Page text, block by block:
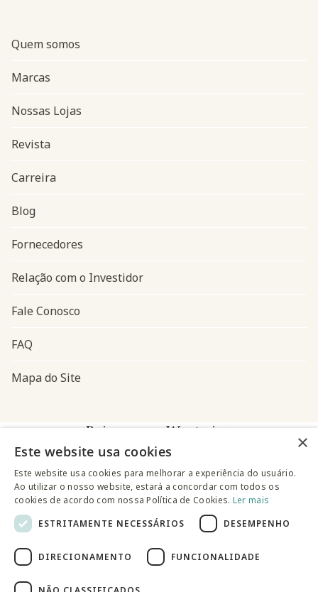
Navegação do rodapé
Quem somos
Marcas
Nossas Lojas
Revista
Carreira
Blog
Fornecedores
Relação com o Investidor
Fale Conosco
FAQ
Mapa do Site
Baixe o app Westwing
@westwingbr
Somos uma empresa certificada
×
Este website usa cookies
Este website usa cookies para melhorar a experiência do usuário.
Ao utilizar o nosso website, estará a concordar com todos os
cookies de acordo com nossa Política de Cookies. Ler mais
ESTRITAMENTE NECESSÁRIOS
DESEMPENHO
DIRECIONAMENTO FUNCIONALIDADE